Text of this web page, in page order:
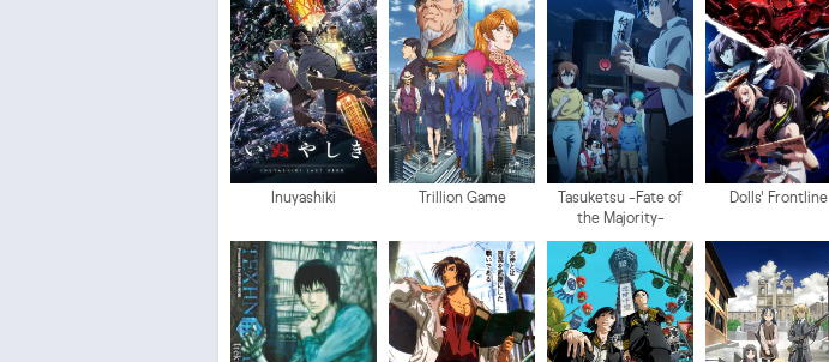
Inuyashiki Trillion Game
Tasuketsu -Fate of
the Majority-
Dolls' Frontline